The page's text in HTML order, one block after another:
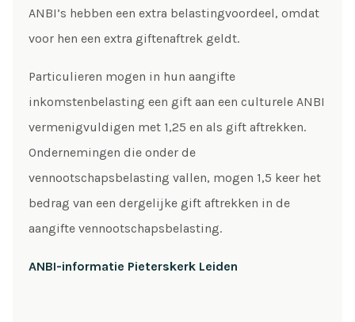
ANBI’s hebben een extra belastingvoordeel, omdat
voor hen een extra giftenaftrek geldt.
Particulieren mogen in hun aangifte
inkomstenbelasting een gift aan een culturele ANBI
vermenigvuldigen met 1,25 en als gift aftrekken.
Ondernemingen die onder de
vennootschapsbelasting vallen, mogen 1,5 keer het
bedrag van een dergelijke gift aftrekken in de
aangifte vennootschapsbelasting.
ANBI-informatie Pieterskerk Leiden